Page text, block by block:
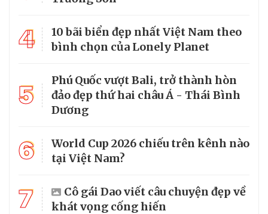
4
10 bãi biển đẹp nhất Việt Nam theo
bình chọn của Lonely Planet
5
Phú Quốc vượt Bali, trở thành hòn
đảo đẹp thứ hai châu Á - Thái Bình
Dương
6
World Cup 2026 chiếu trên kênh nào
tại Việt Nam?
7
Cô gái Dao viết câu chuyện đẹp về
khát vọng cống hiến